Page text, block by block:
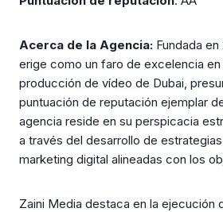
Acerca de la Agencia: Fundada
erige como un faro de excelencia en
producción de vídeo de Dubai,
puntuación de reputación ejemplar
agencia reside en su perspicacia
a través del desarrollo de
marketing digital alineadas con los
Zaini Media destaca en la ejecución